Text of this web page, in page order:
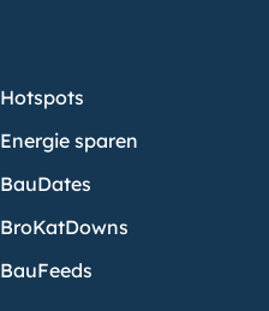
Hotspots
Energie sparen
BauDates
BroKatDowns
BauFeeds